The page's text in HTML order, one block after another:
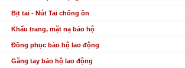
Bịt tai - Nút Tai chống ồn
Khẩu trang, mặt nạ bảo hộ
Đồng phục bảo hộ lao động
Găng tay bảo hộ lao động